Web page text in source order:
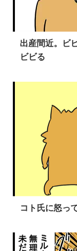
出産間近。ビ
ビビる
コト氏に怒っ